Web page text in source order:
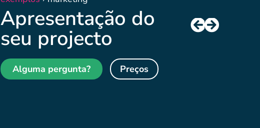
Apresentação do
seu projecto
Alguma pergunta? Preços